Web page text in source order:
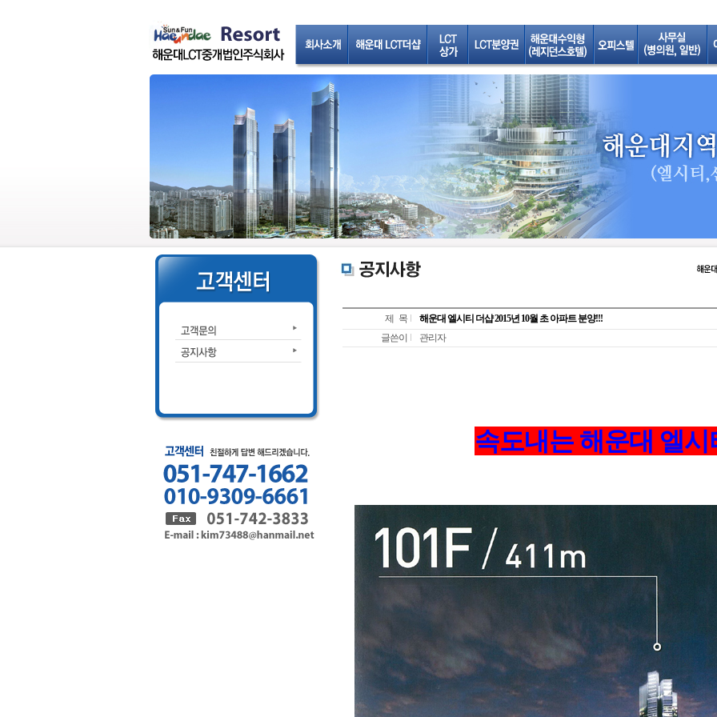
제 목
해운대 엘시티 더샵 2015년 10월 초 아파트 분양!!!
글쓴이
관리자
속도내는 해운대 엘시